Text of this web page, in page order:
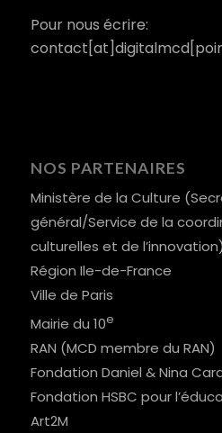
Pour nous écrire:
NOS PARTENAIRES
Ministère de la Culture
général/Service de la
culturelles et de l’innovation)
Région Ile-de-France
Ville de Paris
Mairie du 10e
RAN (MCD membre du RAN)
Fondation Daniel & Nina
Fondation HSBC pour
Art2M